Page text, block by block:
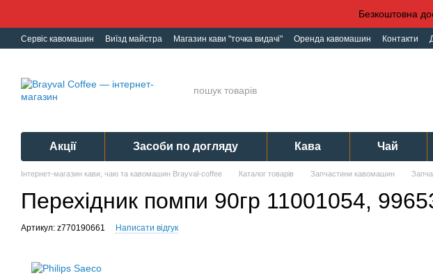
Безкоштовна
Сервіс кавомашин Виїзд майстра Магазин кави "точка видачі" Оренда кавомашин Контакти
Акції Засоби по догляду Кава Чай
Інтернет-магазин кави, чаю та кавомашин Brayval-coffee Каталог товарів Запчастини кавомашин
Перехідник помпи 90гр 11001054,
Артикул: z770190661 Написати відгук